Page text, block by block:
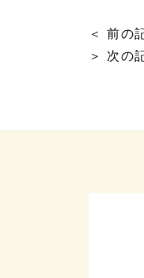
＜ 前の
＞ 次の